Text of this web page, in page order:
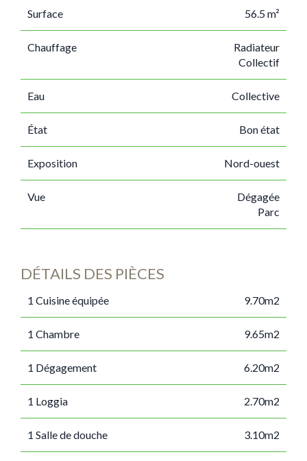
Surface 56.5 m²
Chauffage
Radiateur
Collectif
Eau Collective
État Bon état
Exposition Nord-ouest
Vue
Dégagée
Parc
DÉTAILS DES PIÈCES
1 Cuisine équipée 9.70m2
1 Chambre 9.65m2
1 Dégagement 6.20m2
1 Loggia 2.70m2
1 Salle de douche 3.10m2